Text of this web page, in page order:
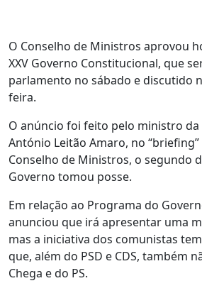
O Conselho de Ministros aprovou
XXV Governo Constitucional, que
parlamento no sábado e discutido
feira.
O anúncio foi feito pelo ministro da
António Leitão Amaro, no
Conselho de Ministros, o segundo
Governo tomou posse.
Em relação ao Programa do
anunciou que irá apresentar uma
mas a iniciativa dos comunistas
que, além do PSD e CDS, também
Chega e do PS.